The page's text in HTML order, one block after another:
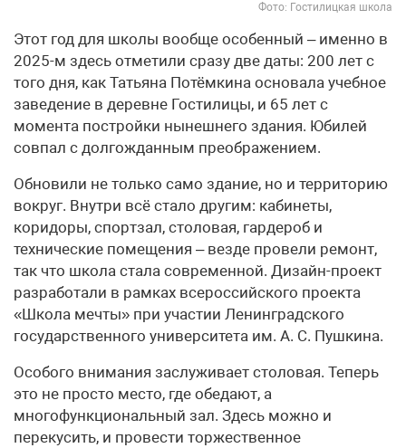
Фото: Гостилицкая школа
Этот год для школы вообще особенный – именно в
2025-м здесь отметили сразу две даты: 200 лет с
того дня, как Татьяна Потёмкина основала учебное
заведение в деревне Гостилицы, и 65 лет с
момента постройки нынешнего здания. Юбилей
совпал с долгожданным преображением.
Обновили не только само здание, но и территорию
вокруг. Внутри всё стало другим: кабинеты,
коридоры, спортзал, столовая, гардероб и
технические помещения – везде провели ремонт,
так что школа стала современной. Дизайн-проект
разработали в рамках всероссийского проекта
«Школа мечты» при участии Ленинградского
государственного университета им. А. С. Пушкина.
Особого внимания заслуживает столовая. Теперь
это не просто место, где обедают, а
многофункциональный зал. Здесь можно и
перекусить, и провести торжественное